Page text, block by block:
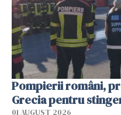
Pompierii români,
Grecia pentru
01 AUGUST 2026